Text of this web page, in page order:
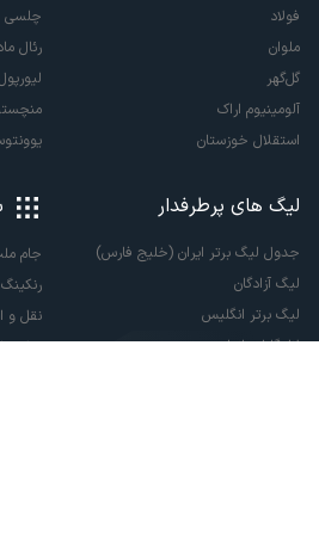
فولاد
ملوان
گل‌گهر
آلومینیوم اراک
استقلال خوزستان
چلسی
رئال
لیگ های پرطرفدار
جدول لیگ برتر ایران (خلیج فارس)
لیگ آزادگان
لیگ برتر انگلیس
لالیگا اسپانیا
جام
نقل و
نقل و